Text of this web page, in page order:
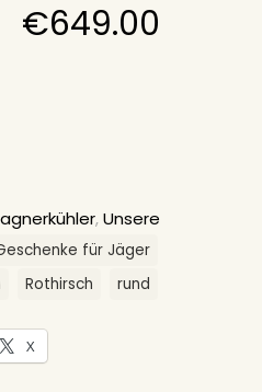
€649.00
,Unsere
für Jäger
Rothirsch rund
X